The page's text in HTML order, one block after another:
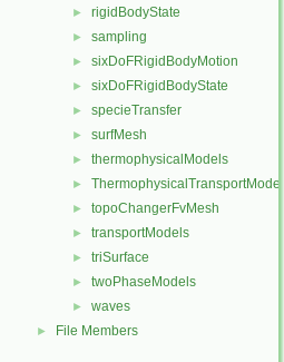
► rigidBodyState
► sampling
► sixDoFRigidBodyMotion
► sixDoFRigidBodyState
► specieTransfer
► surfMesh
► thermophysicalModels
► ThermophysicalTransportModels
► topoChangerFvMesh
► transportModels
► triSurface
► twoPhaseModels
► waves
► File Members